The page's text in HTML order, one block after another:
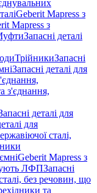
Geberit Mapress з
Mapress з
Запасні деталі
ТрійникиЗапасні
Запасні деталі для
з'єднання,
деталі для
для
сталі,
Geberit Mapress з
ЛФПЗапасні
без речовин, що
та